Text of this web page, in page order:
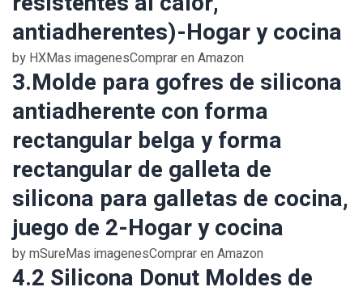
antiadherentes)-Hogar y cocina
by HXMas imagenesComprar en Amazon
3.Molde para gofres de silicona
antiadherente con forma
rectangular belga y forma
rectangular de galleta de
silicona para galletas de cocina,
juego de 2-Hogar y cocina
by mSureMas imagenesComprar en Amazon
4.2 Silicona Donut Moldes de